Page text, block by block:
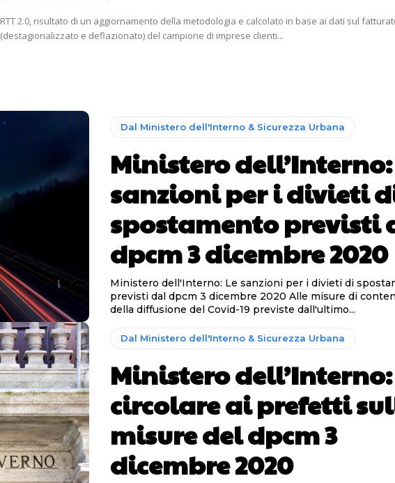
RTT 2.0, risultato di un aggiornamento della metodologia e calcolato in base ai dati sul
(destagionalizzato e deflazionato) del campione di imprese clienti...
Dal Ministero dell'Interno & Sicurezza Urbana
Ministero dell’Interno:
sanzioni per i divieti
spostamento previsti
dpcm 3 dicembre 2020
Ministero dell'Interno: Le sanzioni per i divieti di
previsti dal dpcm 3 dicembre 2020 Alle misure di contenimento
della diffusione del Covid-19 previste dall'ultimo...
Dal Ministero dell'Interno & Sicurezza Urbana
Ministero dell’Interno:
circolare ai prefetti
misure del dpcm 3
dicembre 2020